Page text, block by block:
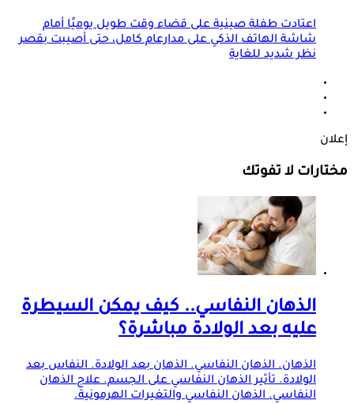
اعتادت طفلة صينية على قضاء وقت طويل يوميًا أمام
شاشة الهاتف الذكي على مدارعام كامل، حتى أصيبت بقصر
نظر شديد للغاية
إعلان
مختارات لا تفوتك
الذهان النفاسي.. كيف يمكن السيطرة
عليه بعد الولادة مباشرة؟
الذهان. الذهان النفاسي. الذهان بعد الولادة. النفاس بعد
الولادة. تأثير الذهان النفاسي على الجسم. علاج الذهان
النفاسي. الذهان النفاسي والتغيرات الهرمونية.